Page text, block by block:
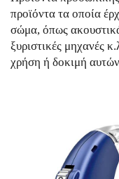
προϊόντα τα οποία
σώμα, όπως
ξυριστικές μηχανές
χρήση ή δοκιμή